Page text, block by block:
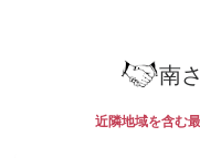
南
近隣地域を含む